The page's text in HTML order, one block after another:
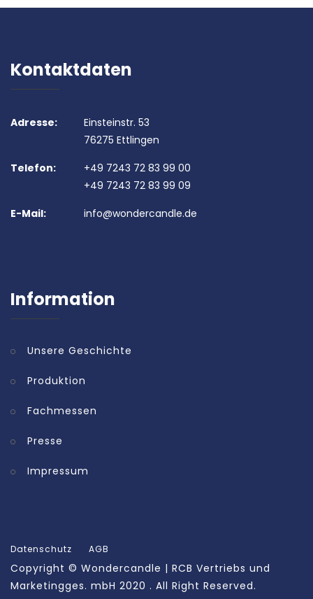
Kontaktdaten
Adresse:
Einsteinstr. 53
76275 Ettlingen
Telefon:
+49 7243 72 83 99 00
+49 7243 72 83 99 09
E-Mail:
info@wondercandle.de
Information
Unsere Geschichte
Produktion
Fachmessen
Presse
Impressum
Datenschutz AGB
Copyright © Wondercandle | RCB Vertriebs und
Marketingges. mbH 2020 . All Right Reserved.